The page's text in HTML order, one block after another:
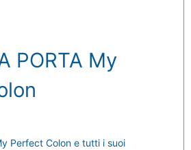
PORTA My
Perfect Colon e tutti i suoi